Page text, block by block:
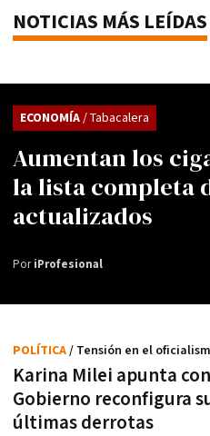
NOTICIAS MÁS LEÍDAS
Aumentan los
la lista completa
actualizados
ECONOMÍA/ Tabacalera
PoriProfesional
Karina Milei apunta
Gobierno reconfigura
últimas derrotas
POLÍTICA/ Tensión en el